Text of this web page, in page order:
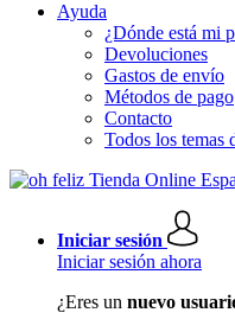
Ayuda
¿Dónde está mi
Devoluciones
Gastos de envío
Métodos de pago
Contacto
Todos los temas
Iniciar sesión
Iniciar sesión ahora
¿Eres un nuevo